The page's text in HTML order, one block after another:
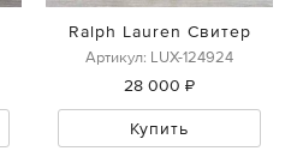
Ralph Lauren Свитер
Артикул: LUX-124924
28 000 ₽
Купить